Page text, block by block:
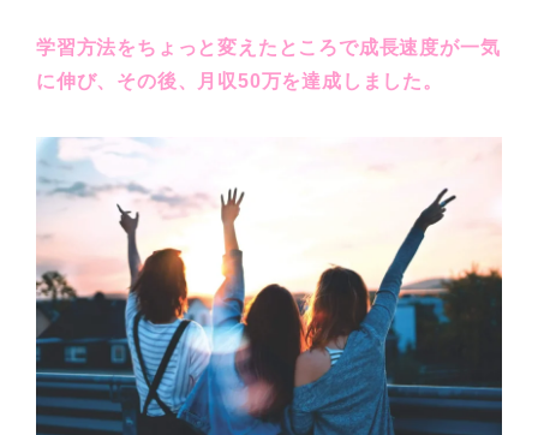
学習方法をちょっと変えたところで成長速度が一気
に伸び、その後、月収50万を達成しました。